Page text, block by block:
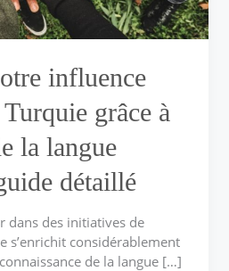
influence
grâce à
la langue
détaillé
dans des initiatives de
s’enrichit considérablement
de la langue […]